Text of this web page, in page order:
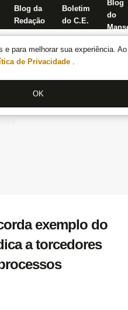
e para melhorar sua experiência.
de Privacidade .
OK
Blog da
Redação
Boletim
do C.E.
Blog
do
exemplo do
a torcedores